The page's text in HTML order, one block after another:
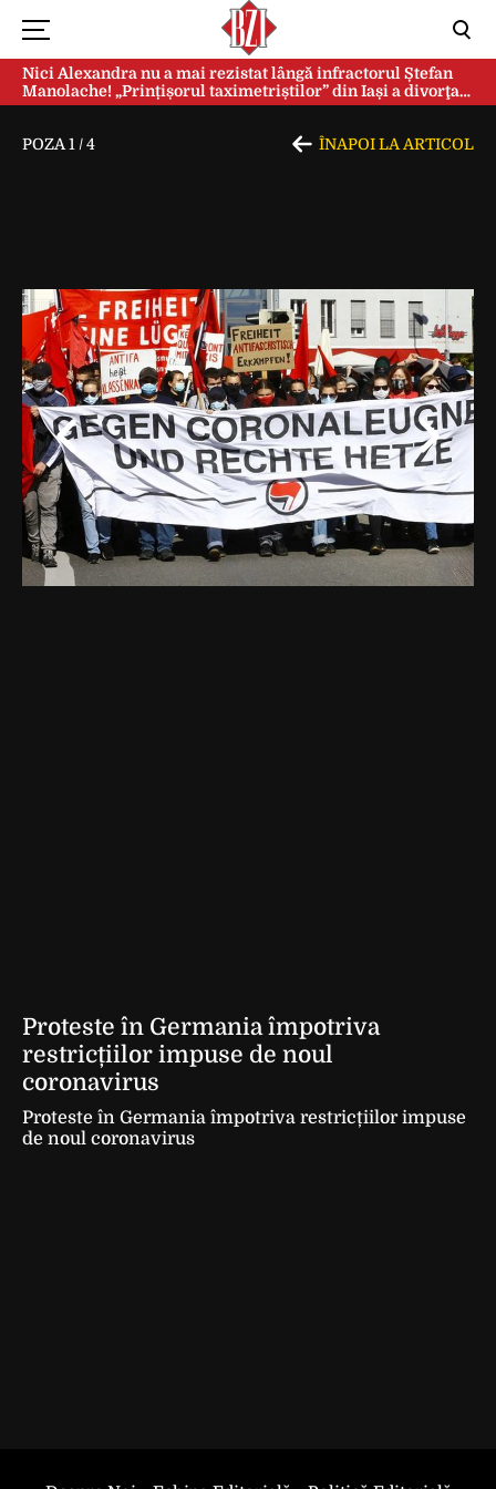
Nici Alexandra nu a mai rezistat lângă infractorul Ștefan
Manolache! „Prințișorul taximetriștilor” din Iași a divorţat
după doi ani de căsnicie
POZA 1 /4 ÎNAPOI LA ARTICOL
Proteste în Germania împotriva
restricțiilor impuse de noul
coronavirus
Proteste în Germania împotriva restricțiilor impuse
de noul coronavirus